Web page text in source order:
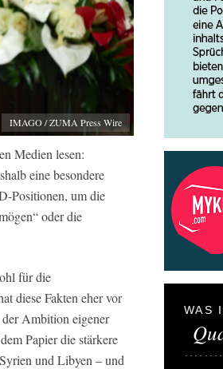
IMAGO / ZUMA Press Wire
Medien lesen:
eine besondere
Positionen, um die
oder die
für die
diese Fakten eher vor
Ambition eigener
Papier die stärkere
und Libyen – und
WAS